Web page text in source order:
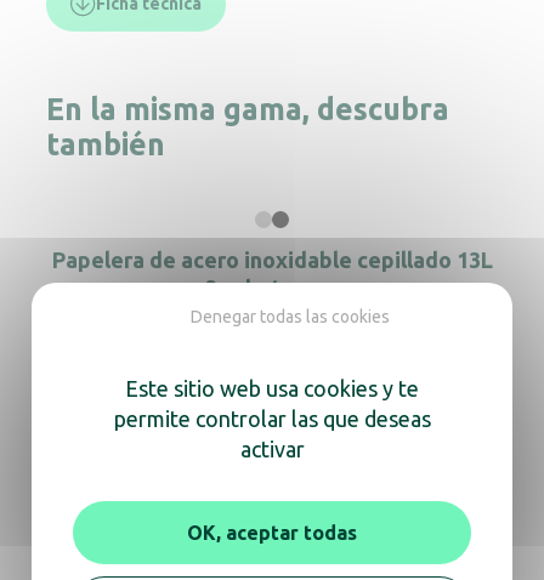
Ficha técnica
En la misma gama, descubra
también
Papelera de acero inoxidable cepillado 13L
con 3 cubetas negras
Papelera redonda 10L negra de doble pared
Tapa para papelera 8992300
Este sitio web usa cookies y te
permite controlar las que deseas
activar
OK, aceptar todas
Denegar todas las cookies